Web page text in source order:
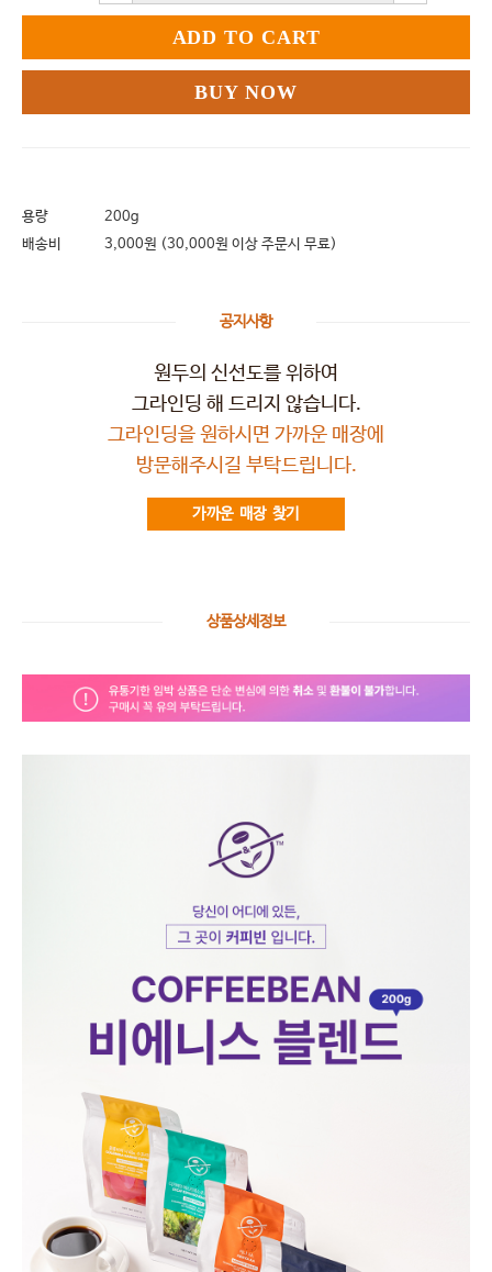
ADD TO CART
BUY NOW
용량
200g
배송비
3,000원 (30,000원 이상 주문시 무료)
공지사항
원두의 신선도를 위하여
그라인딩 해 드리지 않습니다.
그라인딩을 원하시면 가까운 매장에
방문해주시길 부탁드립니다.
가까운 매장 찾기
상품상세정보